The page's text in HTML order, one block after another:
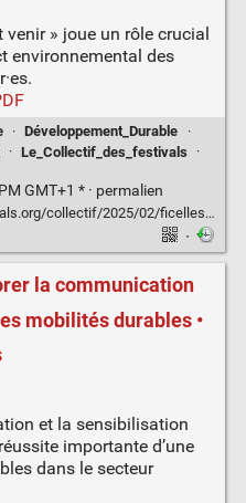
» joue un rôle crucial
environnemental des
· Développement_Durable
·
· Le_Collectif_des_festivals
·
GMT+1 * · permalien
construire-sa-page-web-comment-venir-au-festival/
·
la communication
mobilités durables •
et la sensibilisation
importante d’une
dans le secteur